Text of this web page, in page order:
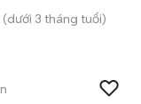
(dưới 3 tháng tuổi)